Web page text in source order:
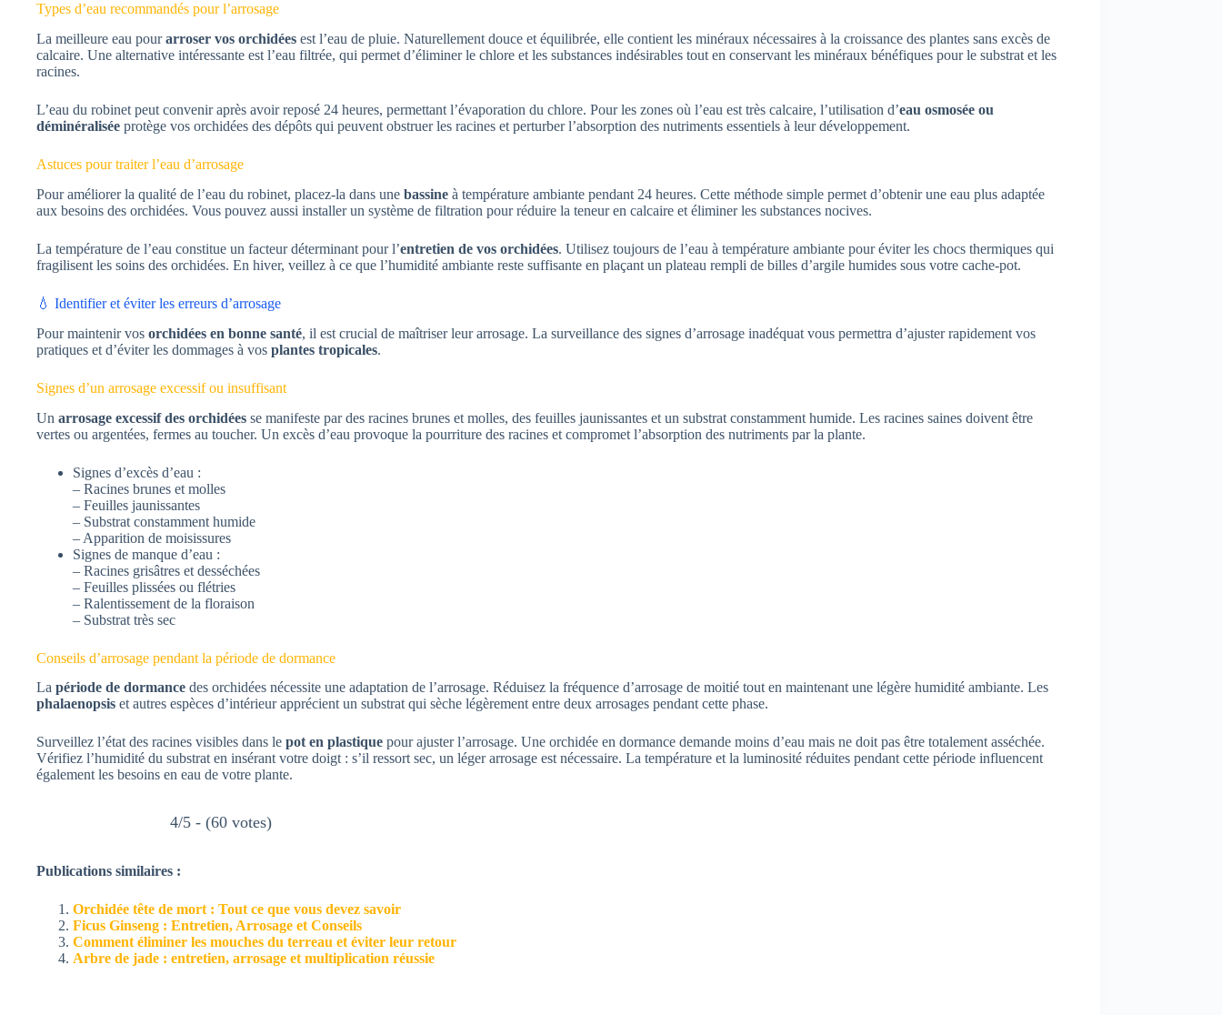
Types d’eau recommandés pour l’arrosage
La meilleure eau pourarroser vos orchidées est l’eau de pluie. Naturellement douce et équilibrée, elle contient les minéraux nécessaires à la croissance des plantes sans excès de
calcaire. Une alternative intéressante est l’eau filtrée, qui permet d’éliminer le chlore et les substances indésirables tout en conservant les minéraux bénéfiques pour le substrat et les
racines.
L’eau du robinet peut convenir après avoir reposé 24 heures, permettant l’évaporation du chlore. Pour les zones où l’eau est très calcaire, l’utilisation d’eau osmosée ou
déminéralisée protège vos orchidées des dépôts qui peuvent obstruer les racines et perturber l’absorption des nutriments essentiels à leur développement.
Astuces pour traiter l’eau d’arrosage
Pour améliorer la qualité de l’eau du robinet, placez-la dans une bassine à température ambiante pendant 24 heures. Cette méthode simple permet d’obtenir une eau plus adaptée
aux besoins des orchidées. Vous pouvez aussi installer un système de filtration pour réduire la teneur en calcaire et éliminer les substances nocives.
La température de l’eau constitue un facteur déterminant pour l’entretien de vos orchidées. Utilisez toujours de l’eau à température ambiante pour éviter les chocs thermiques qui
fragilisent les soins des orchidées. En hiver, veillez à ce que l’humidité ambiante reste suffisante en plaçant un plateau rempli de billes d’argile humides sous votre cache-pot.
💧 Identifier et éviter les erreurs d’arrosage
Pour maintenir vos orchidées en bonne santé, il est crucial de maîtriser leur arrosage. La surveillance des signes d’arrosage inadéquat vous permettra d’ajuster rapidement vos
pratiques et d’éviter les dommages à vos plantes tropicales.
Signes d’un arrosage excessif ou insuffisant
Un arrosage excessif des orchidées se manifeste par des racines brunes et molles, des feuilles jaunissantes et un substrat constamment humide. Les racines saines doivent être
vertes ou argentées, fermes au toucher. Un excès d’eau provoque la pourriture des racines et compromet l’absorption des nutriments par la plante.
Signes d’excès d’eau :
– Racines brunes et molles
– Feuilles jaunissantes
– Substrat constamment humide
– Apparition de moisissures
Signes de manque d’eau :
– Racines grisâtres et desséchées
– Feuilles plissées ou flétries
– Ralentissement de la floraison
– Substrat très sec
Conseils d’arrosage pendant la période de dormance
La période de dormance des orchidées nécessite une adaptation de l’arrosage. Réduisez la fréquence d’arrosage de moitié tout en maintenant une légère humidité ambiante. Les
phalaenopsis et autres espèces d’intérieur apprécient un substrat qui sèche légèrement entre deux arrosages pendant cette phase.
Surveillez l’état des racines visibles dans le pot en plastique pour ajuster l’arrosage. Une orchidée en dormance demande moins d’eau mais ne doit pas être totalement asséchée.
Vérifiez l’humidité du substrat en insérant votre doigt : s’il ressort sec, un léger arrosage est nécessaire. La température et la luminosité réduites pendant cette période influencent
également les besoins en eau de votre plante.
4/5 - (60 votes)
Publications similaires :
Orchidée tête de mort : Tout ce que vous devez savoir
Ficus Ginseng : Entretien, Arrosage et Conseils
Comment éliminer les mouches du terreau et éviter leur retour
Arbre de jade : entretien, arrosage et multiplication réussie